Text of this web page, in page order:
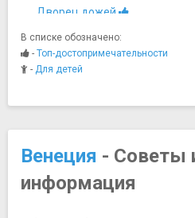
Дворец дожей
Коллекция Пегги Гуггенхайм
Музей естественной истории
Музей Ка’ Пезаро
Ночная жизнь, рестораны,
Ресторан Osteria Antico
Ресторан Osteria Nono Risorto
В списке обозначено:
- Топ-достопримечательности
- Для детей
Венеция - Советы
информация